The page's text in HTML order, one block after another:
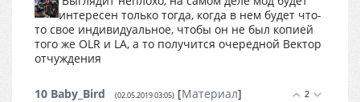
интересен только тогда, когда в нем будет что-
то свое индивидуальное, чтобы он не был копией
того же OLR и LA, а то получится очередной Вектор
отчуждения
2
10 Baby_Bird (02.05.2019 03:05) [Материал]